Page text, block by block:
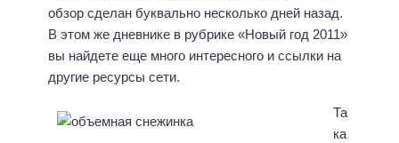
обзор сделан буквально несколько дней назад.
В этом же дневнике в рубрике «Новый год 2011»
вы найдете еще много интересного и ссылки на
другие ресурсы сети.
Та
ка